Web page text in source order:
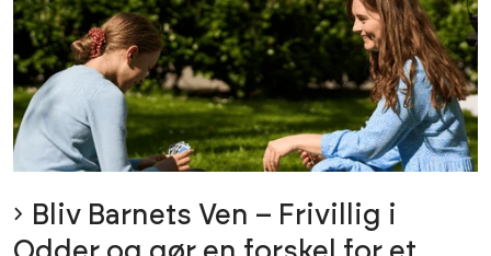
Bliv Barnets Ven – Frivillig i